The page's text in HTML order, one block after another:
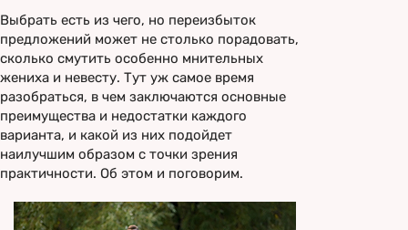
Выбрать есть из чего, но переизбыток
предложений может не столько порадовать,
сколько смутить особенно мнительных
жениха и невесту. Тут уж самое время
разобраться, в чем заключаются основные
преимущества и недостатки каждого
варианта, и какой из них подойдет
наилучшим образом с точки зрения
практичности. Об этом и поговорим.